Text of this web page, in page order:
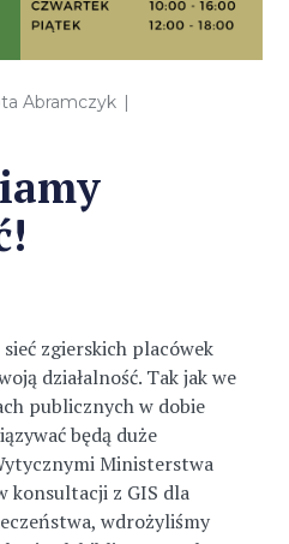
Abramczyk
zgierskich placówek
działalność. Tak jak we
publicznych w dobie
będą duże
Ministerstwa
konsultacji z GIS dla
wdrożyliśmy